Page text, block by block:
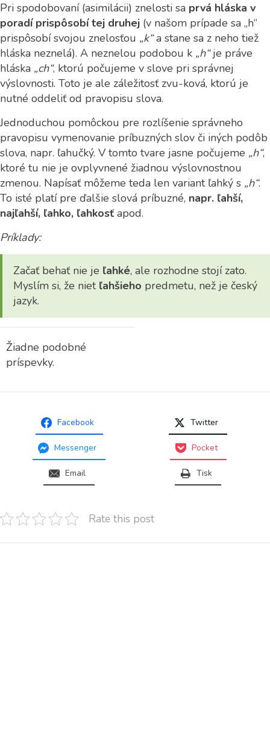
Pri spodobovaní (asimilácii) znelosti sa prvá hláska v
poradí prispôsobí tej druhej (v našom prípade sa „h“
prispôsobí svojou znelosťou „k“a stane sa z neho tiež
hláska neznelá). A neznelou podobou k „h“je práve
hláska „ch“, ktorú počujeme v slove pri správnej
výslovnosti. Toto je ale záležitosť zvu-ková, ktorú je
nutné oddeliť od pravopisu slova.
Jednoduchou pomôckou pre rozlíšenie správneho
pravopisu vymenovanie príbuzných slov či iných podôb
slova, napr. ľahučký. V tomto tvare jasne počujeme „h“,
ktoré tu nie je ovplyvnené žiadnou výslovnostnou
zmenou. Napísať môžeme teda len variant ľahký s „h“.
To isté platí pre ďalšie slová príbuzné, napr. ľahší,
najľahší, ľahko, ľahkosť apod.
Príklady:
Začať behať nie je ľahké, ale rozhodne stojí zato.
Myslím si, že niet ľahšieho predmetu, než je český
jazyk.
Žiadne podobné
príspevky.
Facebook Twitter
Messenger Pocket
Email Tisk
Rate this post